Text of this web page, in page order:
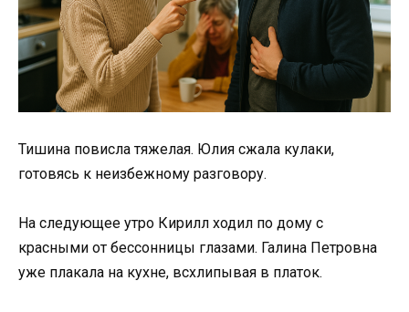
Тишина повисла тяжелая. Юлия сжала кулаки,
готовясь к неизбежному разговору.
На следующее утро Кирилл ходил по дому с
красными от бессонницы глазами. Галина Петровна
уже плакала на кухне, всхлипывая в платок.